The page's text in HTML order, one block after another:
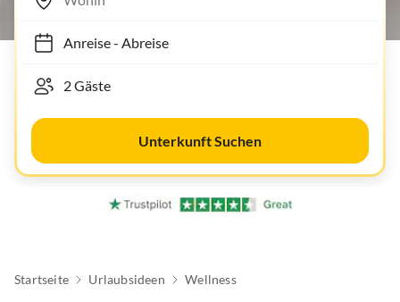
Anreise- Abreise
Unterkunft Suchen
Startseite Urlaubsideen Wellness